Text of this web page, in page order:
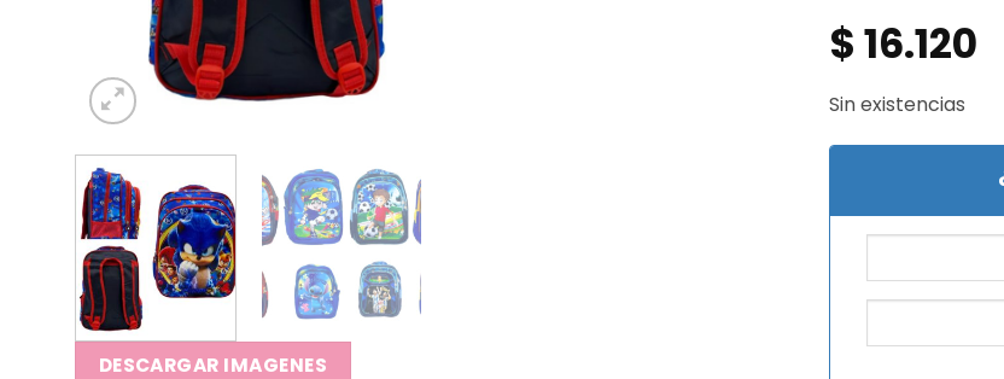
DESCARGAR IMAGENES
$16.120
Sin existencias